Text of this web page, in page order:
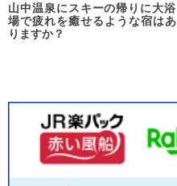
山中温泉にスキーの帰りに大浴
場で疲れを癒せるような宿はあ
りますか？